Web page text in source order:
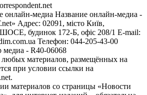
онлайн-медиа Название онлайн-медиа -
Адрес: 02091, місто Київ,
будинок 172-Б, офіс 208/1 E-mail:
Телефон: 044-205-43-00
медиа - R40-06068
любых материалов, размещённых на
при условии ссылки на
материалов со страницы «Новости